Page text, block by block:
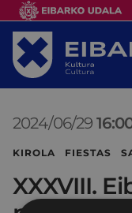
2024/06/29
KIROLA FIESTAS
XXXVIII.